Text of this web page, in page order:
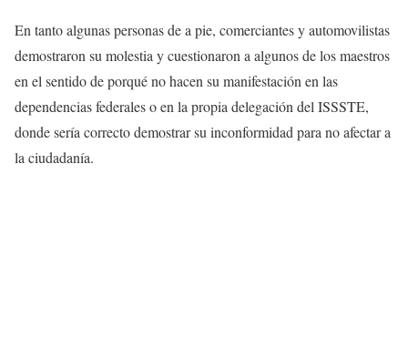
En tanto algunas personas de a pie, comerciantes y automovilistas
demostraron su molestia y cuestionaron a algunos de los maestros
en el sentido de porqué no hacen su manifestación en las
dependencias federales o en la propia delegación del ISSSTE,
donde sería correcto demostrar su inconformidad para no afectar a
la ciudadanía.